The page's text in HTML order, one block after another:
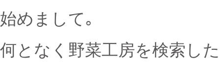
始めまして｡
何となく野菜工房を検索し